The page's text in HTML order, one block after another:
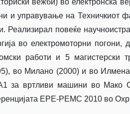
вежби) во електронска
и управување на Техничкиот
Реализирал повеќе
во електромоторни
работи и 5 магистерски
во Милано (2000) и во
А1 за вртливи машини во
ЕРЕ-РЕМС 2010 во